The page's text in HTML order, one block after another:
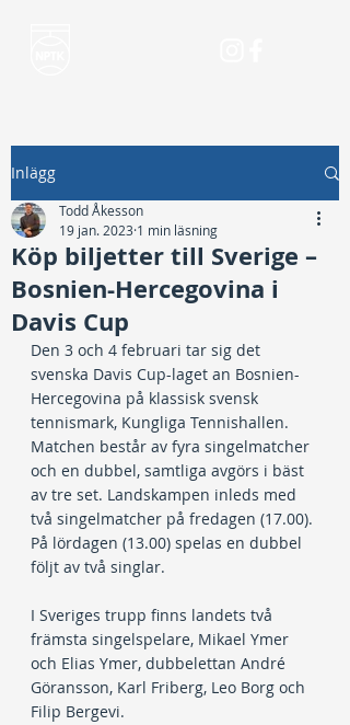
Inlägg
Köp biljetter till Sverige –
Bosnien-Hercegovina i
Davis Cup
Todd Åkesson
19 jan. 2023 1 min läsning
Den 3 och 4 februari tar sig det
svenska Davis Cup-laget an Bosnien-
Hercegovina på klassisk svensk
tennismark, Kungliga Tennishallen.
Matchen består av fyra singelmatcher
och en dubbel, samtliga avgörs i bäst
av tre set. Landskampen inleds med
två singelmatcher på fredagen (17.00).
På lördagen (13.00) spelas en dubbel
följt av två singlar.
I Sveriges trupp finns landets två
främsta singelspelare, Mikael Ymer
och Elias Ymer, dubbelettan André
Göransson, Karl Friberg, Leo Borg och
Filip Bergevi.